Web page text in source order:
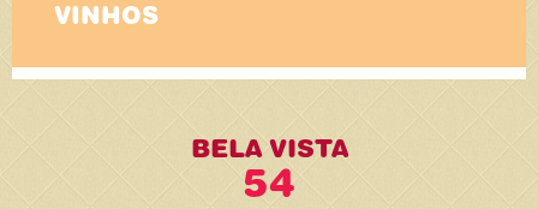
VINHOS
BELA VISTA
54